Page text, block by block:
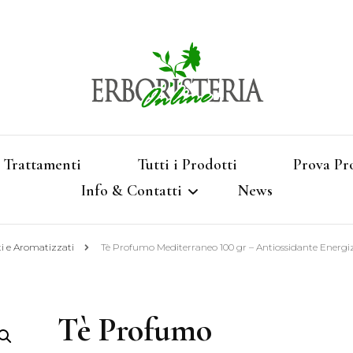
Shop
Vendita di Botaniche, Erbe e Spezie
Trattamenti Tutti i Prodotti Prova
Info & Contatti
Privacy e Cookies
News
e Aromatizzati Tè Profumo Mediterraneo 100 gr – Antiossidante
Tè Profumo